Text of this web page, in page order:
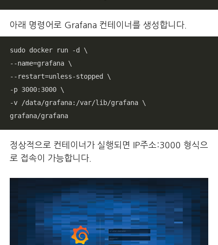
아래 명령어로 Grafana 컨테이너를 생성합니다.
sudo docker run -d \
--name=grafana \
--restart=unless-stopped \
-p 3000:3000 \
-v /data/grafana:/var/lib/grafana \
grafana/grafana
정상적으로 컨테이너가 실행되면 IP주소:3000 형식으
로 접속이 가능합니다.